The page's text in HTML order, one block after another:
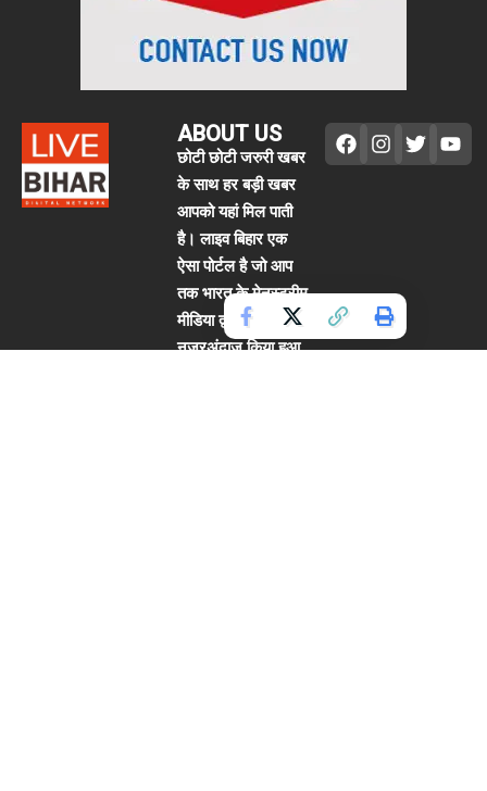
ABOUT US
छोटी छोटी जरुरी खबर
के साथ हर बड़ी खबर
आपको यहां मिल पाती
है। लाइव बिहार एक
ऐसा पोर्टल है जो आप
तक भारत के मेनस्ट्रीम
मीडिया द्वारा दबाया या
नजरअंदाज किया हुआ